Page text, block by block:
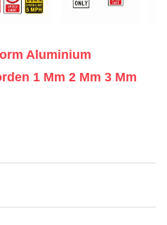
Aluminium
1 Mm 2 Mm 3 Mm